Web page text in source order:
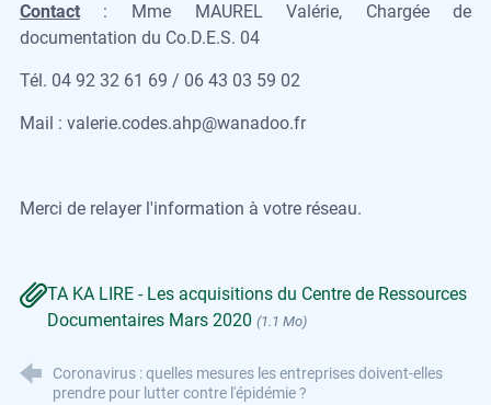
Contact: Mme MAUREL Valérie, Chargée de
documentation du Co.D.E.S. 04
Tél. 04 92 32 61 69 / 06 43 03 59 02
Mail : valerie.codes.ahp@wanadoo.fr
Merci de relayer l'information à votre réseau.
TA KA LIRE - Les acquisitions du Centre de Ressources
Documentaires Mars 2020 (1.1 Mo)
Coronavirus : quelles mesures les entreprises doivent-elles
prendre pour lutter contre l'épidémie ?